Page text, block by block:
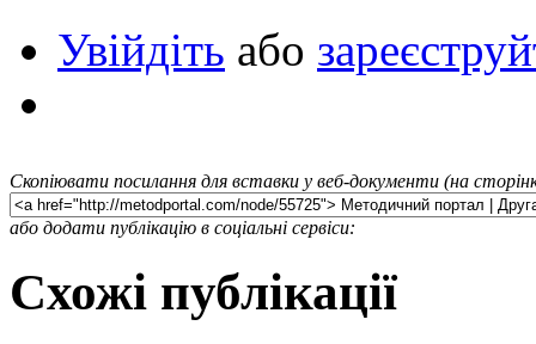
Увійдіть або
Скопіювати посилання для вставки у веб-документи (на
або додати публікацію в соціальні сервіси:
Схожі публікації